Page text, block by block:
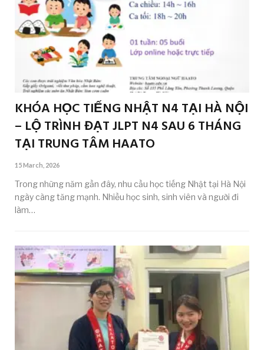
KHÓA HỌC TIẾNG NHẬT N4 TẠI HÀ NỘI
– LỘ TRÌNH ĐẠT JLPT N4 SAU 6 THÁNG
TẠI TRUNG TÂM HAATO
15 March, 2026
Trong những năm gần đây, nhu cầu học tiếng Nhật tại Hà Nội
ngày càng tăng mạnh. Nhiều học sinh, sinh viên và người đi
làm…